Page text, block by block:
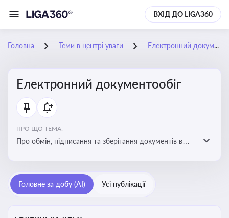
ВХІД ДО LIGA360
Головна Теми в центрі уваги Електронний документообіг
Електронний документообіг
ПРО ЩО ТЕМА:
Про обмін, підписання та зберігання документів в
Головне за добу (AI) Усі публікації